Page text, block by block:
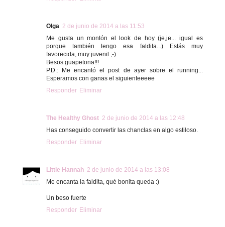
Olga 2 de junio de 2014 a las 11:53
Me gusta un montón el look de hoy (je,je... igual es
porque también tengo esa faldita...) Estás muy
favorecida, muy juvenil ;-)
Besos guapetona!!!
P.D.: Me encantó el post de ayer sobre el running...
Esperamos con ganas el siguienteeeee
Responder Eliminar
The Healthy Ghost 2 de junio de 2014 a las 12:48
Has conseguido convertir las chanclas en algo estiloso.
Responder Eliminar
Little Hannah 2 de junio de 2014 a las 13:08
Me encanta la faldita, qué bonita queda :)
Un beso fuerte
Responder Eliminar